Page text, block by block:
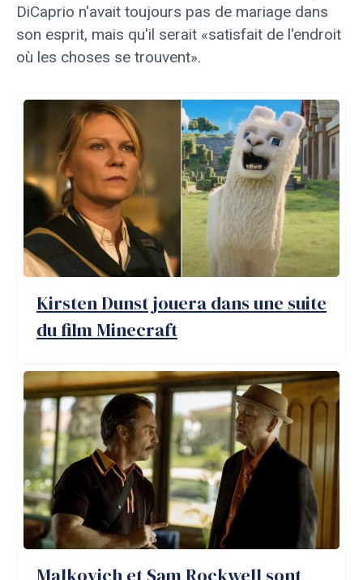
DiCaprio n'avait toujours pas de mariage dans
son esprit, mais qu'il serait «satisfait de l'endroit
où les choses se trouvent».
Kirsten Dunst jouera dans une suite
du film Minecraft
Malkovich et Sam Rockwell sont